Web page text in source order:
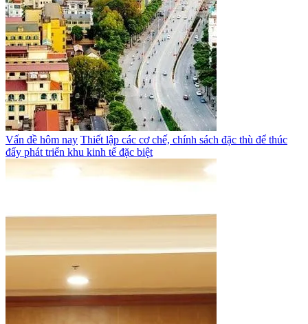
Vấn đề hôm nay Thiết lập các cơ chế, chính sách đặc thù để thúc
đẩy phát triển khu kinh tế đặc biệt